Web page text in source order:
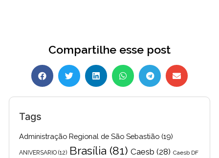
Compartilhe esse post
Tags
Administração Regional de São Sebastião (19)
ANIVERSARIO (12) Brasília (81) Caesb (28) Caesb DF